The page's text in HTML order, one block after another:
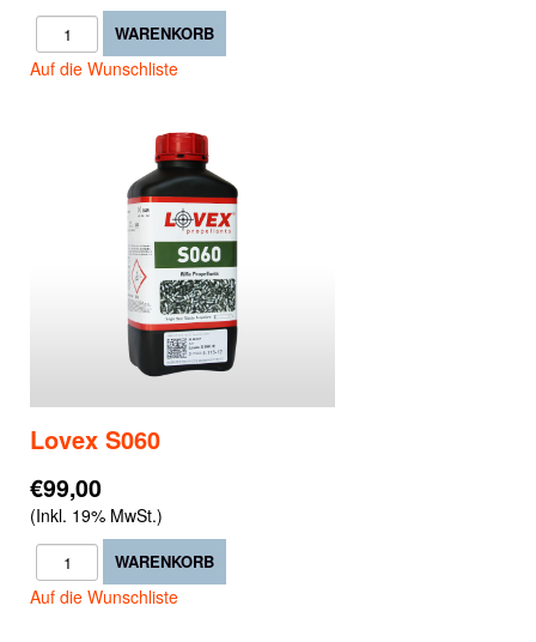
Auf die Wunschliste
Lovex S060
€99,00
(Inkl. 19% MwSt.)
Auf die Wunschliste